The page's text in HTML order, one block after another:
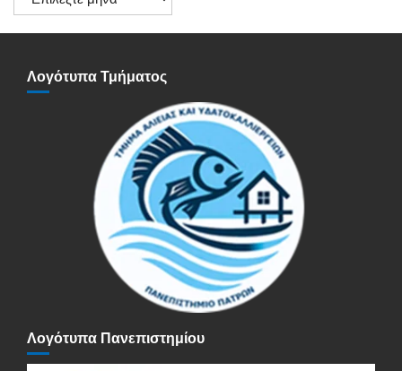
Ανακοινώσεων
Λογότυπα Τμήματος
Λογότυπα Πανεπιστημίου